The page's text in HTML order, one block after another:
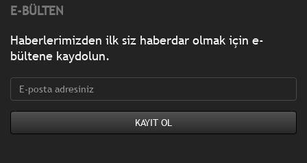
E-BÜLTEN
Haberlerimizden ilk siz haberdar olmak için e-
bültene kaydolun.